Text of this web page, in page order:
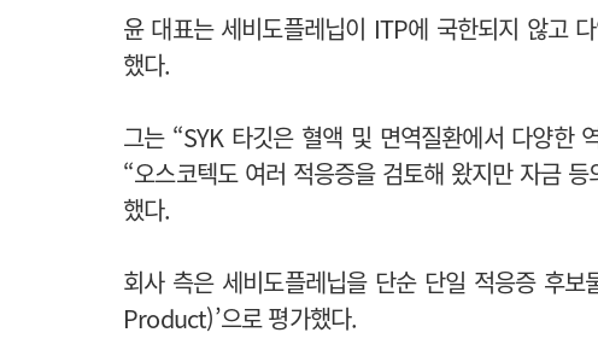
윤 대표는 세비도플레닙이 ITP에 국한되지 않고
했다.
그는 “SYK 타깃은 혈액 및 면역질환에서 다양한
“오스코텍도 여러 적응증을 검토해 왔지만 자금
했다.
회사 측은 세비도플레닙을 단순 단일 적응증 후
Product)’으로 평가했다.